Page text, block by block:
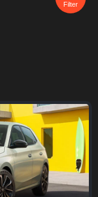
Filter